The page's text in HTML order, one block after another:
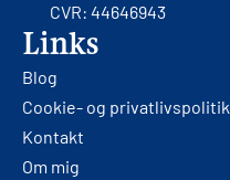
CVR: 44646943
Links
Blog
Cookie- og privatlivspolitik
Kontakt
Om mig